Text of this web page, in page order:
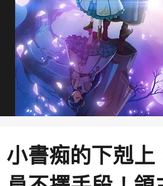
小書痴的下剋